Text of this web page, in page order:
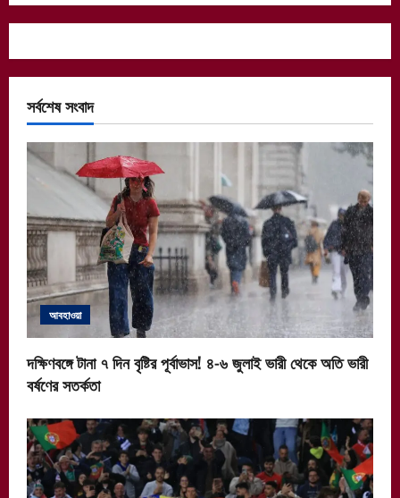
সর্বশেষ সংবাদ
আবহাওয়া
দক্ষিণবঙ্গে টানা ৭ দিন বৃষ্টির পূর্বাভাস! ৪-৬ জুলাই ভারী থেকে অতি ভারী
বর্ষণের সতর্কতা